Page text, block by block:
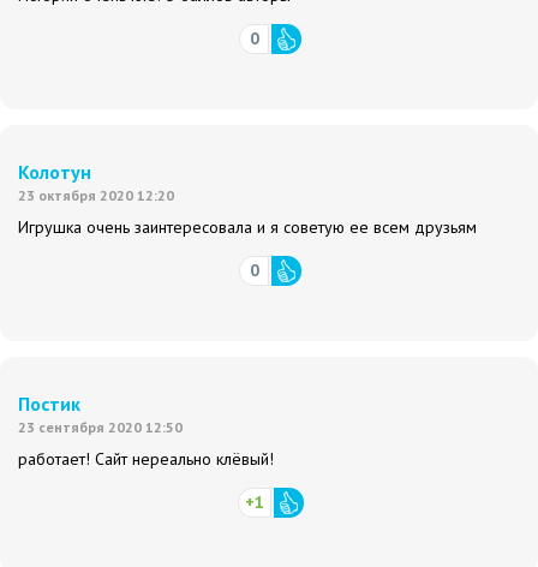
0
Колотун
23 октября 2020 12:20
Игрушка очень заинтересовала и я советую ее всем друзьям
0
Постик
23 сентября 2020 12:50
работает! Сайт нереально клёвый!
+1